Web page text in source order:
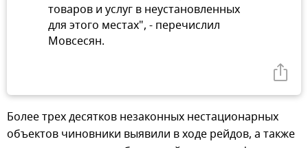
товаров и услуг в неустановленных
для этого местах", - перечислил
Мовсесян.
Более трех десятков незаконных нестационарных
объектов чиновники выявили в ходе рейдов, а также